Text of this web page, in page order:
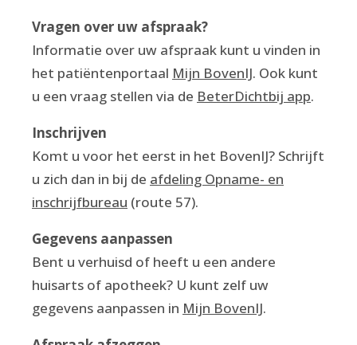
Vragen over uw afspraak?
Informatie over uw afspraak kunt u vinden in
het patiëntenportaal Mijn BovenIJ. Ook kunt
u een vraag stellen via de BeterDichtbij app.
Inschrijven
Komt u voor het eerst in het BovenIJ? Schrijft
u zich dan in bij de afdeling Opname- en
inschrijfbureau (route 57).
Gegevens aanpassen
Bent u verhuisd of heeft u een andere
huisarts of apotheek? U kunt zelf uw
gegevens aanpassen in Mijn BovenIJ.